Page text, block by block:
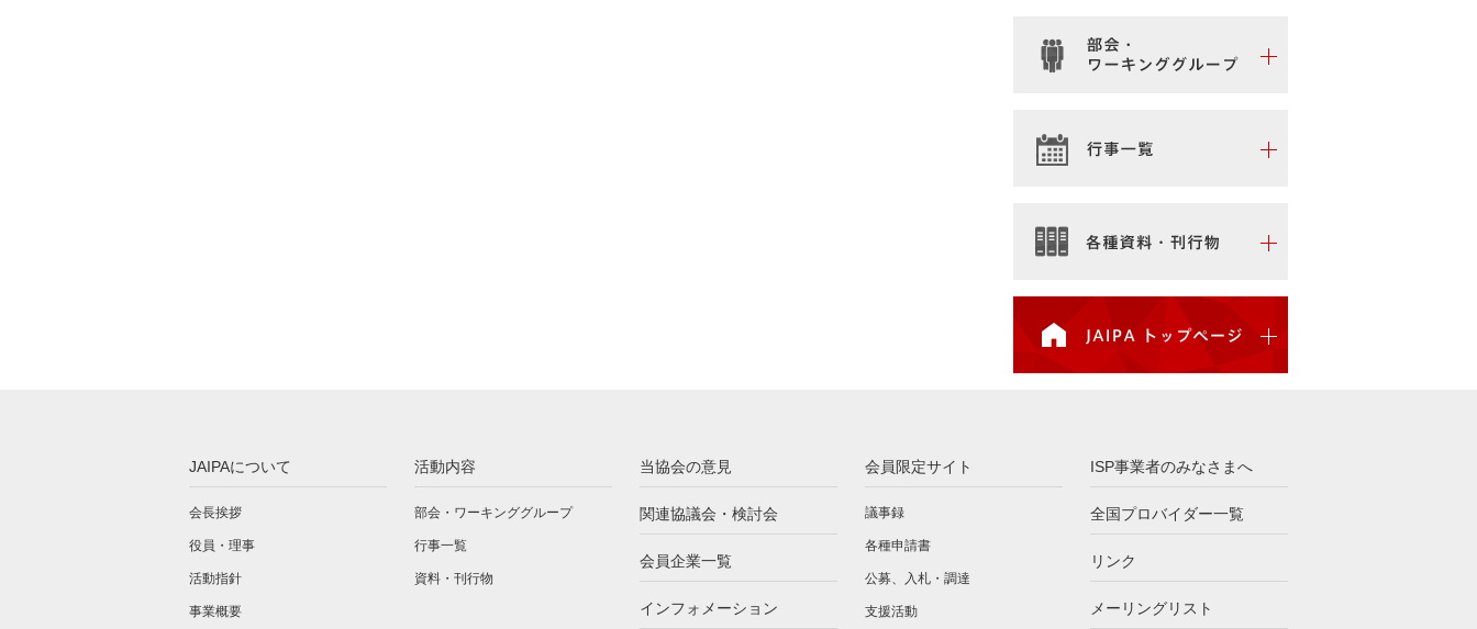
JAIPAについて
会長挨拶
役員・理事
活動指針
事業概要
活動内容
部会・ワーキンググループ
行事一覧
資料・刊行物
当協会の意見
関連協議会・検討会
会員企業一覧
インフォメーション
会員限定サイト
議事録
各種申請書
公募、入札・調達
支援活動
ISP事業者のみなさまへ
全国プロバイダー一覧
リンク
メーリングリスト